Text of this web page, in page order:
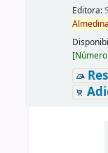
Editora:
[Número